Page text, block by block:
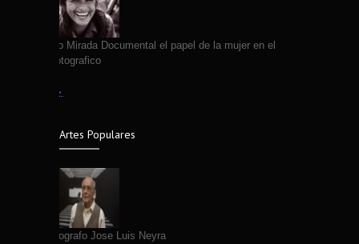
VII Coloquio Mirada Documental el papel de la mujer en el
quehacer fotografico
Leer más →
Artes Populares
Fallece Fotografo Jose Luis Neyra